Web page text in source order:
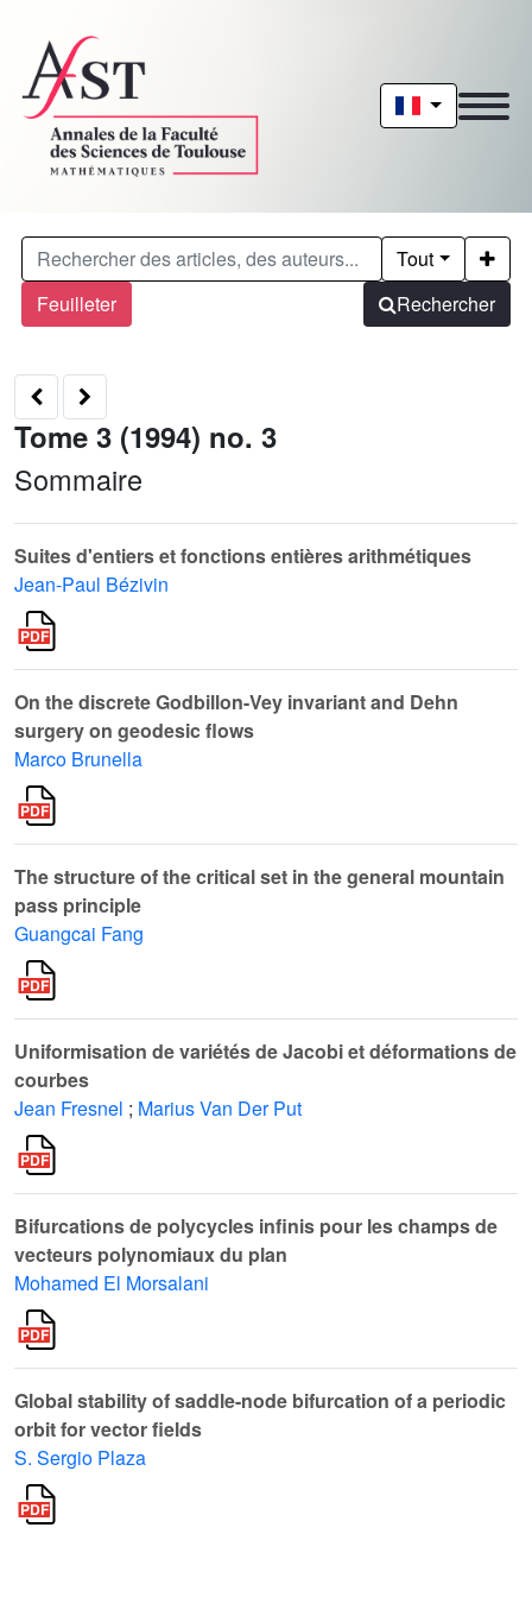
Feuilleter
Tout
Rechercher
Tome 3 (1994) no. 3
Sommaire
Suites d'entiers et fonctions entières arithmétiques
Jean-Paul Bézivin
On the discrete Godbillon-Vey invariant and Dehn
surgery on geodesic flows
Marco Brunella
The structure of the critical set in the general mountain
pass principle
Guangcai Fang
Uniformisation de variétés de Jacobi et déformations de
courbes
Jean Fresnel ; Marius Van Der Put
Bifurcations de polycycles infinis pour les champs de
vecteurs polynomiaux du plan
Mohamed El Morsalani
Global stability of saddle-node bifurcation of a periodic
orbit for vector fields
S. Sergio Plaza